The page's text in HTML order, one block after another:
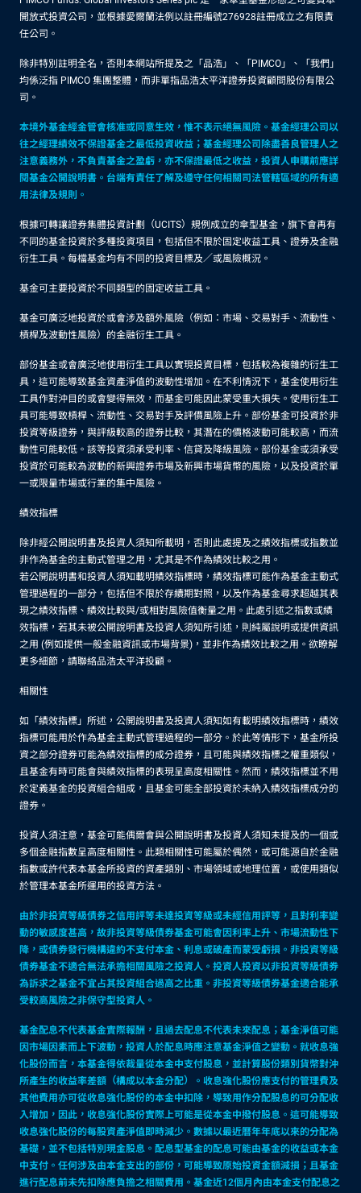
開放式投資公司，並根據愛爾蘭法例以註冊編號276928註冊成立之有限責
任公司。
除非特別註明全名，否則本網站所提及之「品浩」、「PIMCO」、「我們」
均係泛指 PIMCO 集團整體，而非單指品浩太平洋證券投資顧問股份有限公
司。
本境外基金經金管會核准或同意生效，惟不表示絕無風險。基金經理公司以
往之經理績效不保證基金之最低投資收益；基金經理公司除盡善良管理人之
注意義務外，不負責基金之盈虧，亦不保證最低之收益，投資人申購前應詳
閱基金公開說明書。台端有責任了解及遵守任何相關司法管轄區域的所有適
用法律及規則。
根據可轉讓證券集體投資計劃（UCITS）規例成立的傘型基金，旗下會再有
不同的基金投資於多種投資項目，包括但不限於固定收益工具、證券及金融
衍生工具。每檔基金均有不同的投資目標及／或風險概況。
基金可主要投資於不同類型的固定收益工具。
基金可廣泛地投資於或會涉及額外風險（例如：市場、交易對手、流動性、
槓桿及波動性風險）的金融衍生工具。
部份基金或會廣泛地使用衍生工具以實現投資目標，包括較為複雜的衍生工
具，這可能導致基金資產淨值的波動性增加。在不利情況下，基金使用衍生
工具作對沖目的或會變得無效，而基金可能因此蒙受重大損失。使用衍生工
具可能導致槓桿、流動性、交易對手及評價風險上升。部份基金可投資於非
投資等級證券，與評級較高的證券比較，其潛在的價格波動可能較高，而流
動性可能較低。該等投資須承受利率、信貸及降級風險。部份基金或須承受
投資於可能較為波動的新興證券市場及新興市場貨幣的風險，以及投資於單
一或限量市場或行業的集中風險。
績效指標
除非經公開說明書及投資人須知所載明，否則此處提及之績效指標或指數並
非作為基金的主動式管理之用，尤其是不作為績效比較之用。
若公開說明書和投資人須知載明績效指標時，績效指標可能作為基金主動式
管理過程的一部分，包括但不限於存續期對照，以及作為基金尋求超越其表
現之績效指標、績效比較與/或相對風險值衡量之用。此處引述之指數或績
效指標，若其未被公開說明書及投資人須知所引述，則純屬說明或提供資訊
之用 (例如提供一般金融資訊或市場背景)，並非作為績效比較之用。欲瞭解
更多細節，請聯絡品浩太平洋投顧。
相關性
如「績效指標」所述，公開說明書及投資人須知如有載明績效指標時，績效
指標可能用於作為基金主動式管理過程的一部分。於此等情形下，基金所投
資之部分證券可能為績效指標的成分證券，且可能與績效指標之權重類似，
且基金有時可能會與績效指標的表現呈高度相關性。然而，績效指標並不用
於定義基金的投資組合組成，且基金可能全部投資於未納入績效指標成分的
證券。
投資人須注意，基金可能偶爾會與公開說明書及投資人須知未提及的一個或
多個金融指數呈高度相關性。此類相關性可能屬於偶然，或可能源自於金融
指數或許代表本基金所投資的資產類別、市場領域或地理位置，或使用類似
於管理本基金所運用的投資方法。
由於非投資等級債券之信用評等未達投資等級或未經信用評等，且對利率變
動的敏感度甚高，故非投資等級債券基金可能會因利率上升、市場流動性下
降，或債券發行機構違約不支付本金、利息或破產而蒙受虧損。非投資等級
債券基金不適合無法承擔相關風險之投資人。投資人投資以非投資等級債券
為訴求之基金不宜占其投資組合過高之比重。非投資等級債券基金適合能承
受較高風險之非保守型投資人。
基金配息不代表基金實際報酬，且過去配息不代表未來配息；基金淨值可能
因市場因素而上下波動，投資人於配息時應注意基金淨值之變動。就收息強
化股份而言，本基金得依裁量從本金中支付股息，並計算股份類別貨幣對沖
所產生的收益率差額（構成以本金分配）。收息強化股份應支付的管理費及
其他費用亦可從收息強化股份的本金中扣除，導致用作分配股息的可分配收
入增加，因此，收息強化股份實際上可能是從本金中撥付股息。這可能導致
收息強化股份的每股資產淨值即時減少。數據以最近曆年年底以來的分配為
基礎，並不包括特別現金股息。配息型基金的配息可能由基金的收益或本金
中支付。任何涉及由本金支出的部份，可能導致原始投資金額減損；且基金
進行配息前未先扣除應負擔之相關費用。基金近12個月內由本金支付配息之